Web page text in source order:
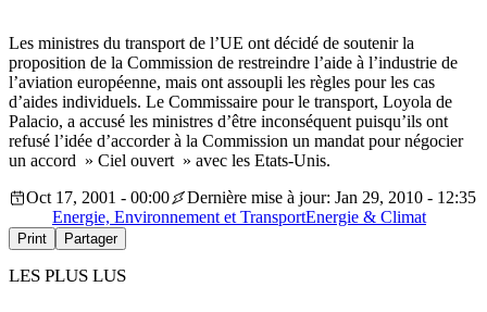
Les ministres du transport de l’UE ont décidé de soutenir la
proposition de la Commission de restreindre l’aide à l’industrie de
l’aviation européenne, mais ont assoupli les règles pour les cas
d’aides individuels. Le Commissaire pour le transport, Loyola de
Palacio, a accusé les ministres d’être inconséquent puisqu’ils ont
refusé l’idée d’accorder à la Commission un mandat pour négocier
un accord » Ciel ouvert » avec les Etats-Unis.
Oct 17, 2001 - 00:00
Dernière mise à jour: Jan 29, 2010 - 12:35
Energie, Environnement et TransportEnergie & Climat
Print Partager
LES PLUS LUS